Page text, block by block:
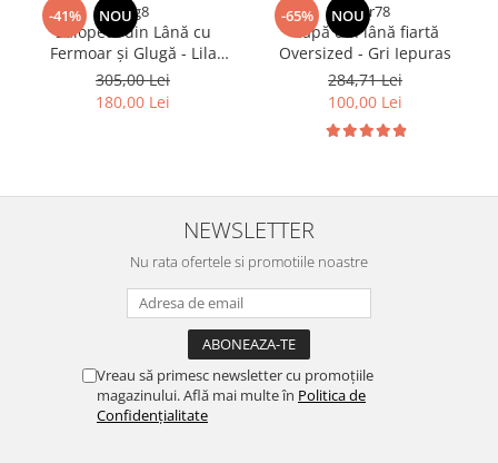
-41% NOUrfrg8
Salopetă din Lână cu
Fermoar și Glugă - Lila
Bradut
305,00 Lei
180,00 Lei
-65% NOU
drgtr78
Capă din lână fiartă
Oversized - Gri Iepuras
284,71 Lei
100,00 Lei
NEWSLETTER
Nu rata ofertele si promotiile noastre
Vreau să primesc newsletter cu promoțiile
magazinului. Află mai multe în Politica de
Confidențialitate